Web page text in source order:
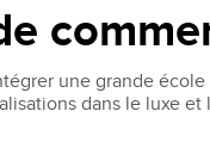
une grande
dans le luxe